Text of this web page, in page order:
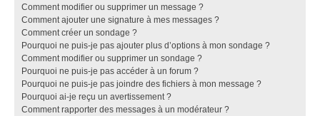
Comment modifier ou supprimer un message ?
Comment ajouter une signature à mes messages ?
Comment créer un sondage ?
Pourquoi ne puis-je pas ajouter plus d’options à mon sondage ?
Comment modifier ou supprimer un sondage ?
Pourquoi ne puis-je pas accéder à un forum ?
Pourquoi ne puis-je pas joindre des fichiers à mon message ?
Pourquoi ai-je reçu un avertissement ?
Comment rapporter des messages à un modérateur ?